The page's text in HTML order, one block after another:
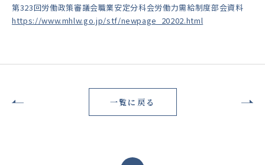
第323回労働政策審議会職業安定分科会労働力需給制度部会資料
https://www.mhlw.go.jp/stf/newpage_20202.html
一覧に戻る